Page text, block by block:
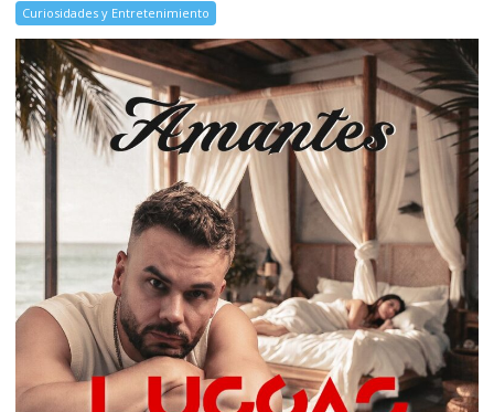
Curiosidades y Entretenimiento